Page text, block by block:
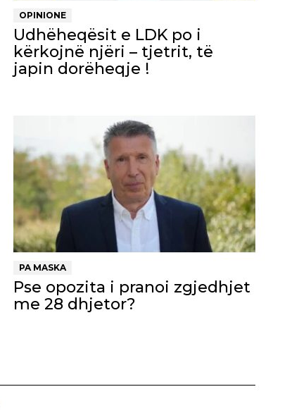
OPINIONE
Udhëheqësit e LDK po i
kërkojnë njëri – tjetrit, të
japin dorëheqje !
PA MASKA
Pse opozita i pranoi zgjedhjet
me 28 dhjetor?